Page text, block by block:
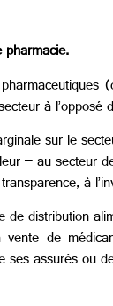
à
sur le
– au secteur
à
de distribution
de
ses assurés ou